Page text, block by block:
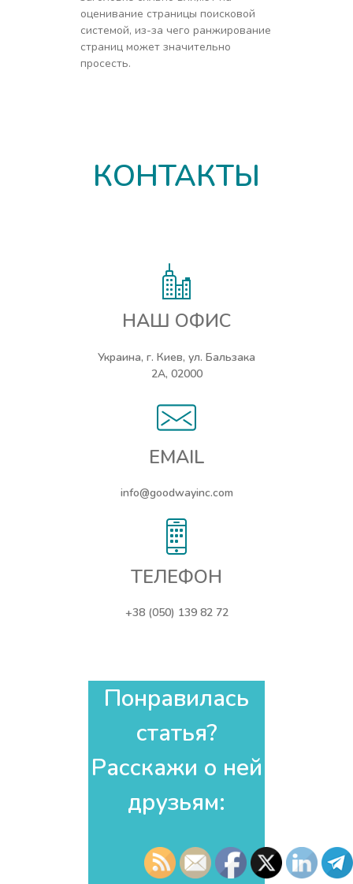
оценивание страницы поисковой
системой, из-за чего ранжирование
страниц может значительно
просесть.
КОНТАКТЫ
НАШ ОФИС
Украина, г. Киев, ул. Бальзака
2А, 02000
EMAIL
info@goodwayinc.com
ТЕЛЕФОН
+38 (050) 139 82 72
Понравилась
статья?
Расскажи о ней
друзьям:​